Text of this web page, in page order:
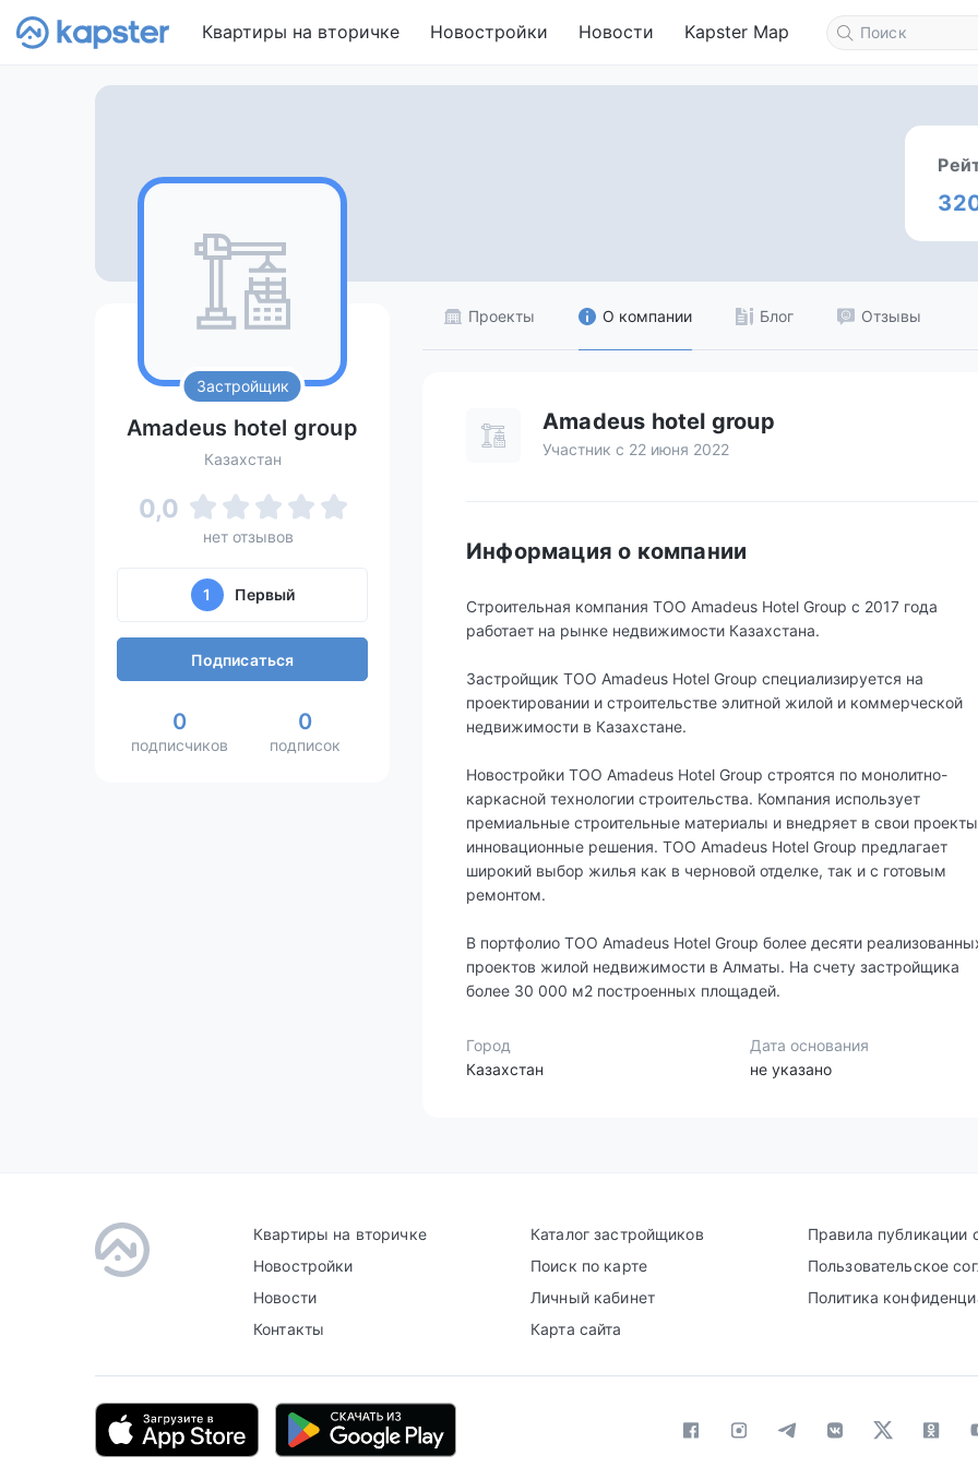
Квартиры на вторичке Новостройки Новости Kapster Map
Застройщик
Amadeus hotel group
Казахстан
0,0
нет отзывов
1 Первый
Подписаться
0
подписчиков
0
подписок
Проекты О компании Блог Отзывы
Amadeus hotel group
Участник с 22 июня 2022
Информация о компании
Строительная компания ТОО Amadeus Hotel Group c 2017 года
работает на рынке недвижимости Казахстана.
Застройщик ТОО Amadeus Hotel Group специализируется на
проектировании и строительстве элитной жилой и коммерческой
недвижимости в Казахстане.
Новостройки ТОО Amadeus Hotel Group строятся по монолитно-
каркасной технологии строительства. Компания использует
премиальные строительные материалы и внедряет в свои проекты
инновационные решения. ТОО Amadeus Hotel Group предлагает
широкий выбор жилья как в черновой отделке, так и с готовым
ремонтом.
В портфолио ТОО Amadeus Hotel Group более десяти
проектов жилой недвижимости в Алматы. На счету застройщика
более 30 000 м2 построенных площадей.
Город
Казахстан
Дата основания
не указано
Квартиры на вторичке
Новостройки
Новости
Контакты
Каталог застройщиков
Поиск по карте
Личный кабинет
Карта сайта
Правила публикации
Пользовательское
Политика